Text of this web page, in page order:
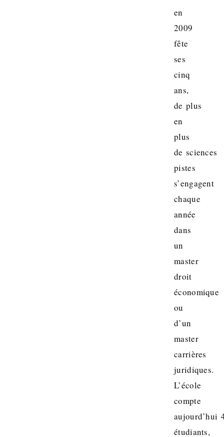
en
2009
fête
ses
cinq
ans,
de plus
en
plus
de sciences
pistes
s’engagent
chaque
année
dans
un
master
droit
économique
ou
d’un
master
carrières
juridiques.
L’école
compte
aujourd’hui
étudiants,